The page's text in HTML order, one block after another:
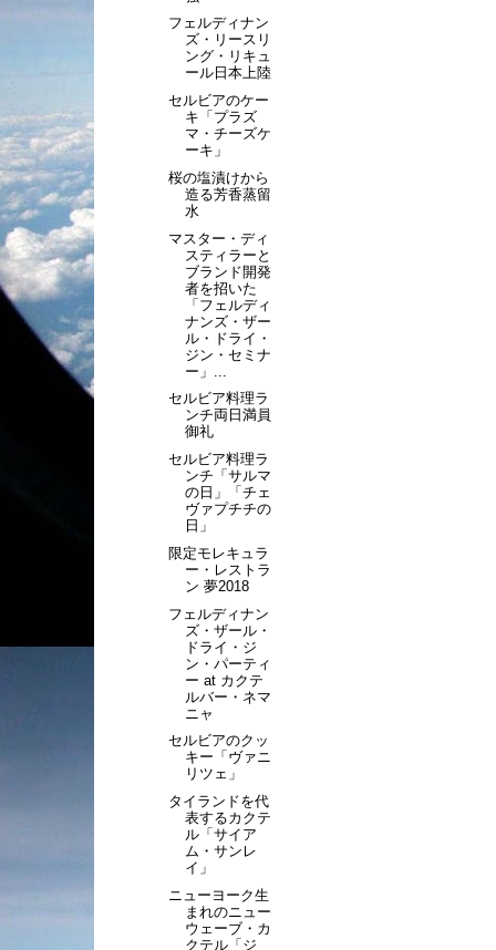
フェルディナン
ズ・リースリ
ング・リキュ
ール日本上陸
セルビアのケー
キ「プラズ
マ・チーズケ
ーキ」
桜の塩漬けから
造る芳香蒸留
水
マスター・ディ
スティラーと
ブランド開発
者を招いた
「フェルディ
ナンズ・ザー
ル・ドライ・
ジン・セミナ
ー」...
セルビア料理ラ
ンチ両日満員
御礼
セルビア料理ラ
ンチ「サルマ
の日」「チェ
ヴァプチチの
日」
限定モレキュラ
ー・レストラ
ン 夢2018
フェルディナン
ズ・ザール・
ドライ・ジ
ン・パーティ
ー at カクテ
ルバー・ネマ
ニャ
セルビアのクッ
キー「ヴァニ
リツェ」
タイランドを代
表するカクテ
ル「サイア
ム・サンレ
イ」
ニューヨーク生
まれのニュー
ウェーブ・カ
クテル「ジ